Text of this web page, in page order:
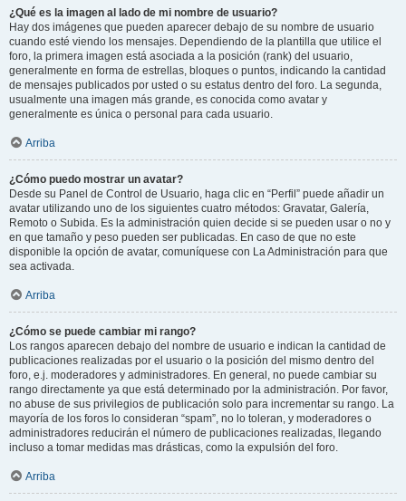
¿Qué es la imagen al lado de mi nombre de usuario?
Hay dos imágenes que pueden aparecer debajo de su nombre de usuario
cuando esté viendo los mensajes. Dependiendo de la plantilla que utilice el
foro, la primera imagen está asociada a la posición (rank) del usuario,
generalmente en forma de estrellas, bloques o puntos, indicando la cantidad
de mensajes publicados por usted o su estatus dentro del foro. La segunda,
usualmente una imagen más grande, es conocida como avatar y
generalmente es única o personal para cada usuario.
Arriba
¿Cómo puedo mostrar un avatar?
Desde su Panel de Control de Usuario, haga clic en “Perfil” puede añadir un
avatar utilizando uno de los siguientes cuatro métodos: Gravatar, Galería,
Remoto o Subida. Es la administración quien decide si se pueden usar o no y
en que tamaño y peso pueden ser publicadas. En caso de que no este
disponible la opción de avatar, comuníquese con La Administración para que
sea activada.
Arriba
¿Cómo se puede cambiar mi rango?
Los rangos aparecen debajo del nombre de usuario e indican la cantidad de
publicaciones realizadas por el usuario o la posición del mismo dentro del
foro, e.j. moderadores y administradores. En general, no puede cambiar su
rango directamente ya que está determinado por la administración. Por favor,
no abuse de sus privilegios de publicación solo para incrementar su rango. La
mayoría de los foros lo consideran “spam”, no lo toleran, y moderadores o
administradores reducirán el número de publicaciones realizadas, llegando
incluso a tomar medidas mas drásticas, como la expulsión del foro.
Arriba